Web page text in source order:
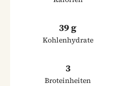
39 g
Kohlenhydrate
3
Broteinheiten